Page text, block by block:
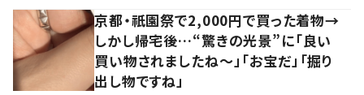
京都・祇園祭で2,000円で買った着物→
しかし帰宅後…“驚きの光景”に「良い
買い物されましたね～」「お宝だ」「掘り
出し物ですね」